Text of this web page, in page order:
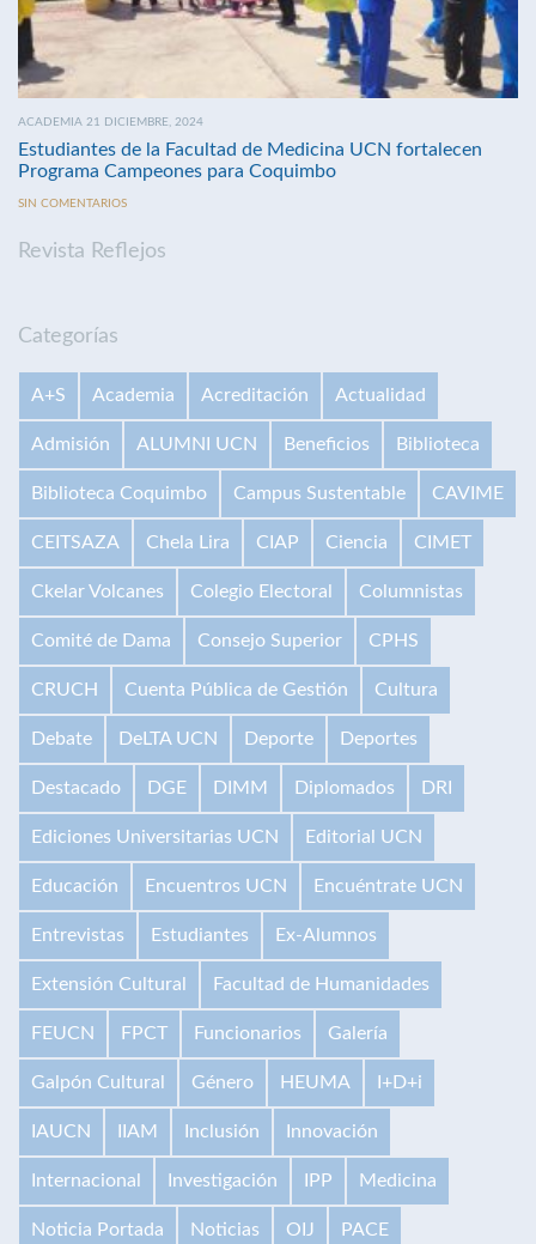
ACADEMIA 21 DICIEMBRE, 2024
Estudiantes de la Facultad de Medicina UCN fortalecen
Programa Campeones para Coquimbo
SIN COMENTARIOS
Revista Reflejos
Categorías
A+S Academia Acreditación Actualidad
Admisión ALUMNI UCN Beneficios Biblioteca
Biblioteca Coquimbo Campus Sustentable CAVIME
CEITSAZA Chela Lira CIAP Ciencia CIMET
Ckelar Volcanes Colegio Electoral Columnistas
Comité de Dama Consejo Superior CPHS
CRUCH Cuenta Pública de Gestión Cultura
Debate DeLTA UCN Deporte Deportes
Destacado DGE DIMM Diplomados DRI
Ediciones Universitarias UCN Editorial UCN
Educación Encuentros UCN Encuéntrate UCN
Entrevistas Estudiantes Ex-Alumnos
Extensión Cultural Facultad de Humanidades
FEUCN FPCT Funcionarios Galería
Galpón Cultural Género HEUMA I+D+i
IAUCN IIAM Inclusión Innovación
Internacional Investigación IPP Medicina
Noticia Portada Noticias OIJ PACE